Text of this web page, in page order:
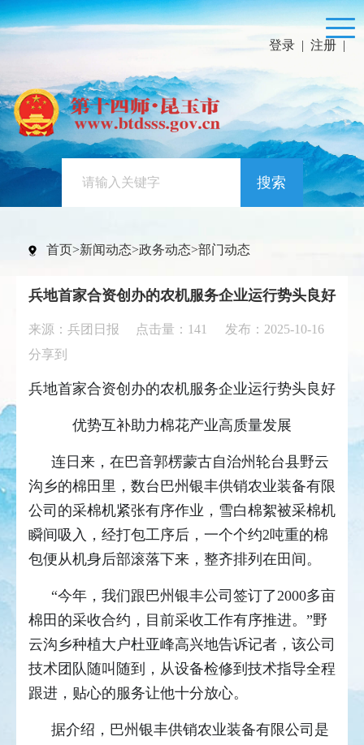
登录 | 注册 |
搜索
首页>新闻动态>政务动态>部门动态
兵地首家合资创办的农机服务企业运行势头良好
来源：兵团日报 点击量： 141
发布：2025-10-16
分享到
兵地首家合资创办的农机服务企业运行势头良好
优势互补助力棉花产业高质量发展
连日来，在巴音郭楞蒙古自治州轮台县野云
沟乡的棉田里，数台巴州银丰供销农业装备有限
公司的采棉机紧张有序作业，雪白棉絮被采棉机
瞬间吸入，经打包工序后，一个个约2吨重的棉
包便从机身后部滚落下来，整齐排列在田间。
“今年，我们跟巴州银丰公司签订了2000多亩
棉田的采收合约，目前采收工作有序推进。”野
云沟乡种植大户杜亚峰高兴地告诉记者，该公司
技术团队随叫随到，从设备检修到技术指导全程
跟进，贴心的服务让他十分放心。
据介绍，巴州银丰供销农业装备有限公司是